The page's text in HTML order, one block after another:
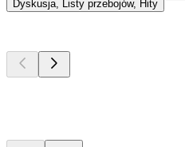
Dyskusja, Listy przebojów, Hity